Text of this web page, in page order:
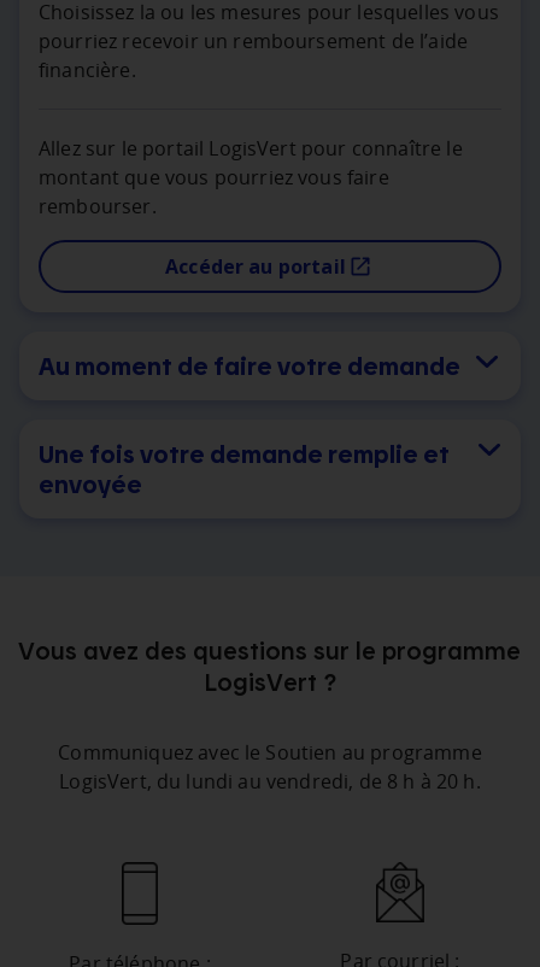
Choisissez la ou les mesures pour lesquelles vous
pourriez recevoir un remboursement de l’aide
financière.
Allez sur le portail LogisVert pour connaître le
montant que vous pourriez vous faire
rembourser.
Accéder au portail
Au moment de faire votre demande
Une fois votre demande remplie et
envoyée
Vous avez des questions sur le programme
LogisVert ?
Communiquez avec le Soutien au programme
LogisVert, du lundi au vendredi, de 8 h à 20 h.
Par courriel :